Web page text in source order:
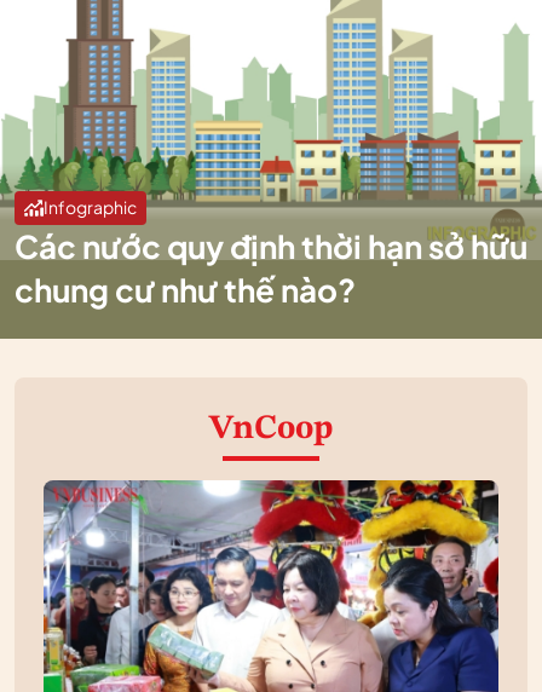
Infographic
Các nước quy định thời hạn sở hữu
chung cư như thế nào?
VnCoop